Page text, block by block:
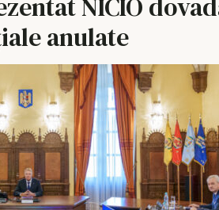
NICIO
anulate